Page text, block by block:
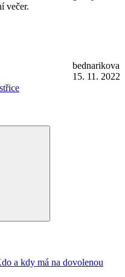
večer.
bednarikova
15. 11. 2022
a kdy má na dovolenou